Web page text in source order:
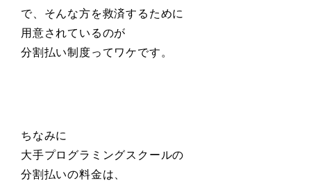
で、そんな方を救済するために
用意されているのが
分割払い制度ってワケです。
ちなみに
大手プログラミングスクールの
分割払いの料金は、